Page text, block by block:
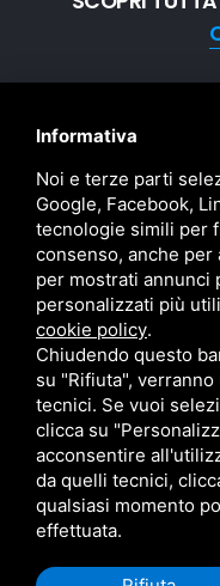
VIA G
Questo sito è protetto da
Informativa
Noi e terze parti
Google, Facebook,
tecnologie simili per
consenso, anche
per mostrati annunci
personalizzati più
cookie policy.
Chiudendo questo
su "Rifiuta",
tecnici. Se vuoi
clicca su
acconsentire
da quelli tecnici,
qualsiasi momento
effettuata.